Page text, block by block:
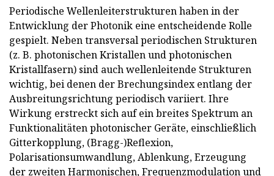
Periodische Wellenleiterstrukturen haben in der
Entwicklung der Photonik eine entscheidende Rolle
gespielt. Neben transversal periodischen Strukturen
(z. B. photonischen Kristallen und photonischen
Kristallfasern) sind auch wellenleitende Strukturen
wichtig, bei denen der Brechungsindex entlang der
Ausbreitungsrichtung periodisch variiert. Ihre
Wirkung erstreckt sich auf ein breites Spektrum an
Funktionalitäten photonischer Geräte, einschließlich
Gitterkopplung, (Bragg-)Reflexion,
Polarisationsumwandlung, Ablenkung, Erzeugung
der zweiten Harmonischen, Frequenzmodulation und